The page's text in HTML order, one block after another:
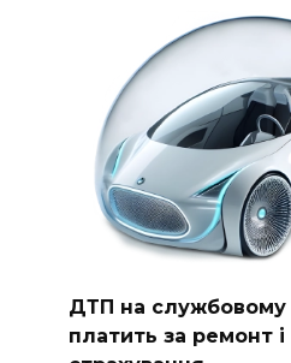
ДТП на службовому
платить за ремонт